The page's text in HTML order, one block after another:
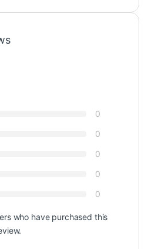
0
0
0
0
0
who have purchased this